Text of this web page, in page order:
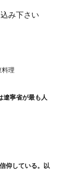
み下さい
理
遼寧省が最も人
仰している。以